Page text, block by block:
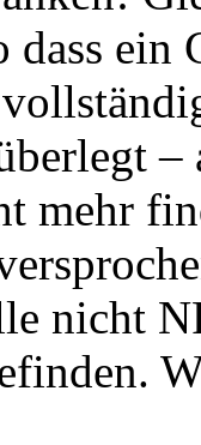
ein
–
mehr
nicht